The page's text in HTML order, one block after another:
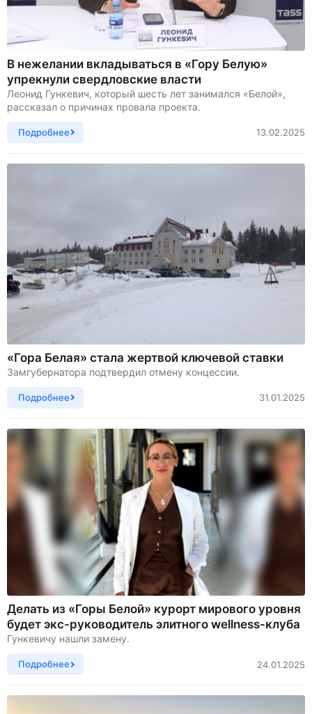
В нежелании вкладываться в «Гору Белую»
упрекнули свердловские власти
Леонид Гункевич, который шесть лет занимался «Белой»,
рассказал о причинах провала проекта.
Подробнее 13.02.2025
«Гора Белая» стала жертвой ключевой ставки
Замгубернатора подтвердил отмену концессии.
Подробнее 31.01.2025
Делать из «Горы Белой» курорт мирового уровня
будет экс-руководитель элитного wellness-клуба
Гункевичу нашли замену.
Подробнее 24.01.2025